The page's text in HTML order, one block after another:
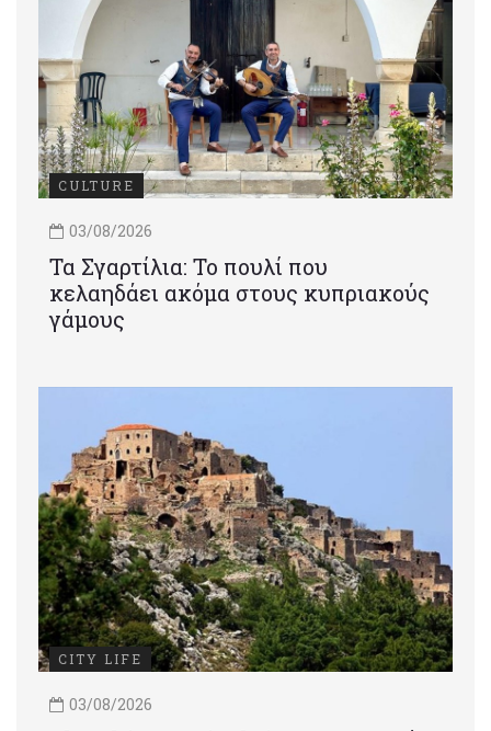
CULTURE
03/08/2026
Τα Σγαρτίλια: Το πουλί που
κελαηδάει ακόμα στους κυπριακούς
γάμους
CITY LIFE
03/08/2026